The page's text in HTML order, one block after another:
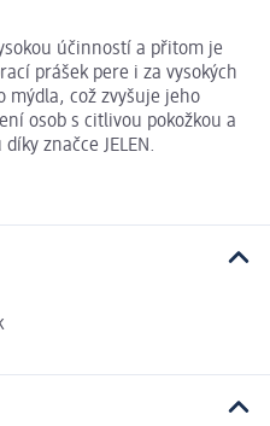
účinností a přitom je
prášek pere i za vysokých
mýdla, což zvyšuje jeho
osob s citlivou pokožkou a
značce JELEN.